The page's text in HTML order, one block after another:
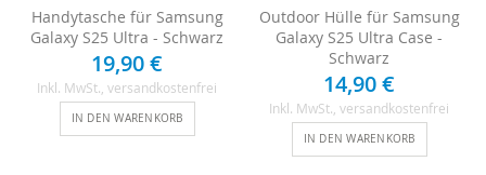
Handytasche für Samsung
Galaxy S25 Ultra - Schwarz
19,90 €
Inkl. MwSt. , versandkostenfrei
IN DEN WARENKORB
Outdoor Hülle für Samsung
Galaxy S25 Ultra Case -
Schwarz
14,90 €
Inkl. MwSt. , versandkostenfrei
IN DEN WARENKORB